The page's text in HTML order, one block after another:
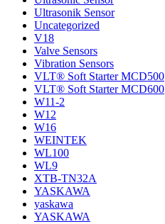
Ultrasonik Sensor
Uncategorized
V18
Valve Sensors
Vibration Sensors
VLT® Soft Starter MCD500
VLT® Soft Starter MCD600
W11-2
W12
W16
WEINTEK
WL100
WL9
XTB-TN32A
YASKAWA
yaskawa
YASKAWA